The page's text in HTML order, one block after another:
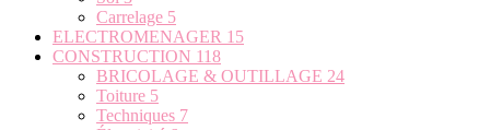
Carrelage 5
ELECTROMENAGER 15
CONSTRUCTION 118
BRICOLAGE & OUTILLAGE 24
Toiture 5
Techniques 7